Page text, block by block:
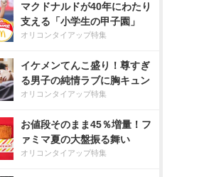
マクドナルドが40年にわたり
支える「小学生の甲子園」
オリコンタイアップ特集
イケメンてんこ盛り！尊すぎ
る男子の純情ラブに胸キュン
オリコンタイアップ特集
お値段そのまま45％増量！フ
ァミマ夏の大盤振る舞い
オリコンタイアップ特集